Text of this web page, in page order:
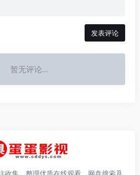
发表评论
暂无评论...